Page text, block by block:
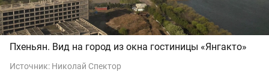
Пхеньян. Вид на город из окна гостиницы «Янгакто»
Источник: Николай Спектор